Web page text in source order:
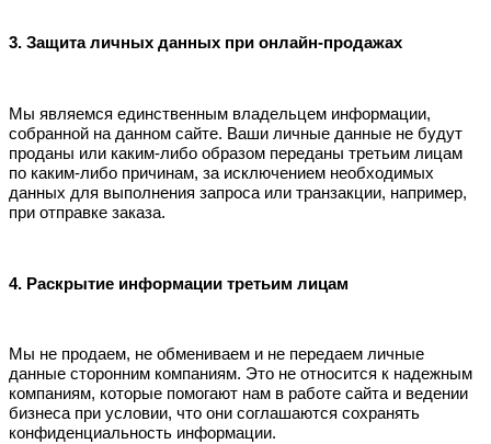
3. Защита личных данных при онлайн-продажах
Мы являемся единственным владельцем информации,
собранной на данном сайте. Ваши личные данные не будут
проданы или каким-либо образом переданы третьим лицам
по каким-либо причинам, за исключением необходимых
данных для выполнения запроса или транзакции, например,
при отправке заказа.
4. Раскрытие информации третьим лицам
Мы не продаем, не обмениваем и не передаем личные
данные сторонним компаниям. Это не относится к надежным
компаниям, которые помогают нам в работе сайта и ведении
бизнеса при условии, что они соглашаются сохранять
конфиденциальность информации.